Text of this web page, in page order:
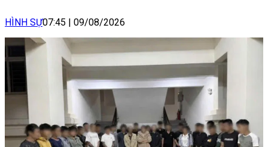
HÌNH SỰ07:45 | 09/08/2026